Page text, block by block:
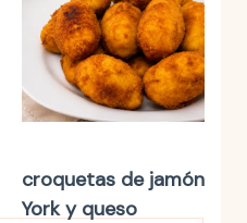
croquetas de jamón
York y queso